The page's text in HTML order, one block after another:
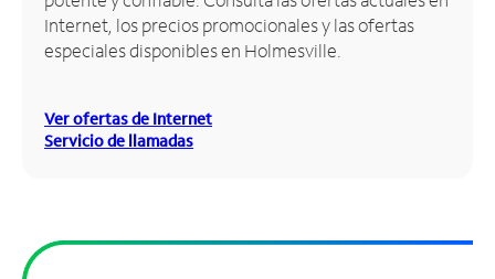
una
tienda
Internet, los precios promocionales y las ofertas
especiales disponibles en Holmesville.
Ver ofertas de Internet
Servicio de llamadas